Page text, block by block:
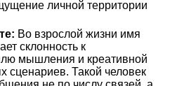
личной территории
Во взрослой жизни имя
склонность к
мышления и креативной
сценариев. Такой человек